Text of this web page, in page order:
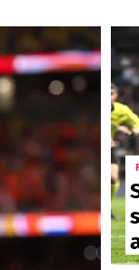
Europa League
Conference
Ligue 1
Premier League
Serie A
La Liga
Bundesliga